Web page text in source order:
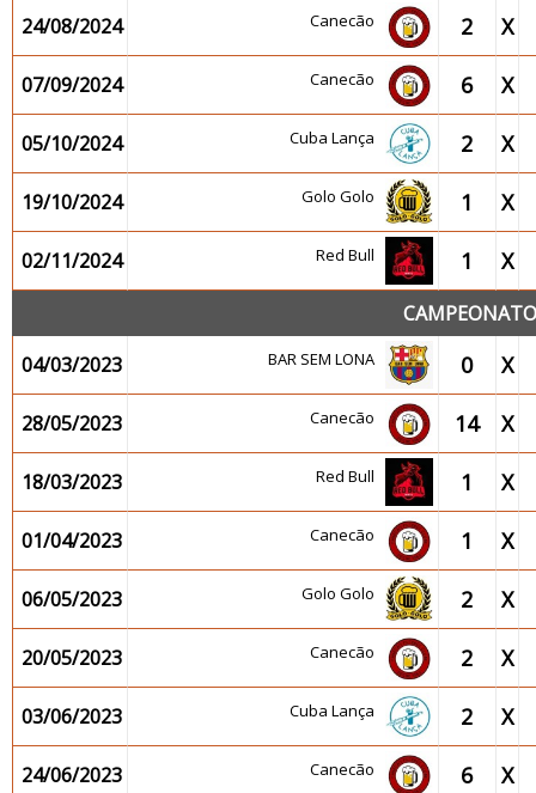
24/08/2024 Canecão 2 X
07/09/2024 Canecão 6 X
05/10/2024 Cuba Lança 2 X
19/10/2024 Golo Golo 1 X
02/11/2024 Red Bull 1 X
04/03/2023
BAR SEM LONA 0 X
28/05/2023 Canecão 14 X
18/03/2023 Red Bull 1 X
01/04/2023 Canecão 1 X
06/05/2023 Golo Golo 2 X
20/05/2023 Canecão 2 X
03/06/2023 Cuba Lança 2 X
24/06/2023 Canecão 6 X